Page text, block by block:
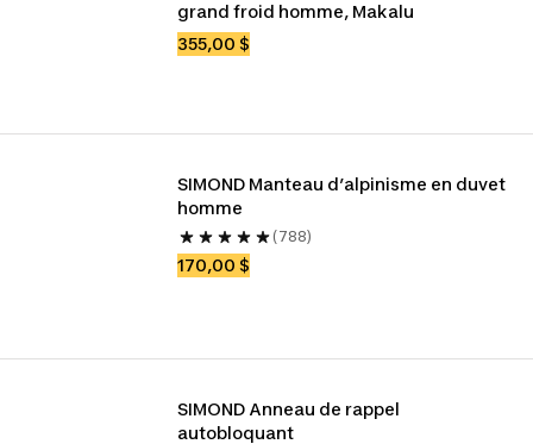
grand froid homme, Makalu
355,00 $
SIMOND Manteau d’alpinisme en duvet
homme
(788)
170,00 $
SIMOND Anneau de rappel
autobloquant